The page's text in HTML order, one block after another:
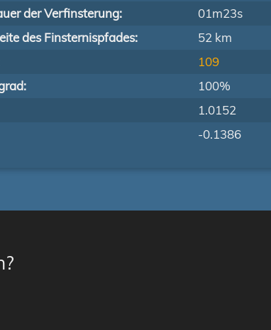
der Verfinsterung:
01m23s
des Finsternispfades:
52 km
109
100%
1.0152
-0.1386